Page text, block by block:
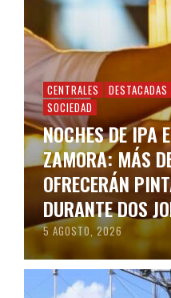
CENTRALES DESTACADAS
SOCIEDAD
NOCHES DE IPA
ZAMORA: MÁS
OFRECERÁN
DURANTE DOS
5 AGOSTO, 2026